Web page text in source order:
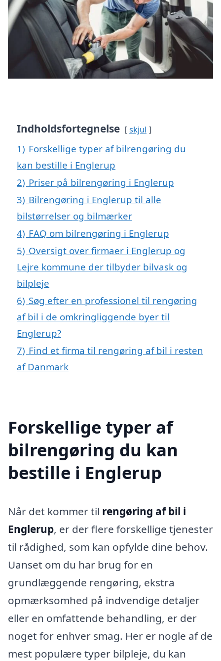
Indholdsfortegnelse skjul
1) Forskellige typer af bilrengøring du
kan bestille i Englerup
2) Priser på bilrengøring i Englerup
3) Bilrengøring i Englerup til alle
bilstørrelser og bilmærker
4) FAQ om bilrengøring i Englerup
5) Oversigt over firmaer i Englerup og
Lejre kommune der tilbyder bilvask og
bilpleje
6) Søg efter en professionel til rengøring
af bil i de omkringliggende byer til
Englerup?
7) Find et firma til rengøring af bil i resten
af Danmark
Forskellige typer af
bilrengøring du kan
bestille i Englerup
Når det kommer til rengøring af bil i
Englerup, er der flere forskellige tjenester
til rådighed, som kan opfylde dine behov.
Uanset om du har brug for en
grundlæggende rengøring, ekstra
opmærksomhed på indvendige detaljer
eller en omfattende behandling, er der
noget for enhver smag. Her er nogle af de
mest populære typer bilpleje, du kan